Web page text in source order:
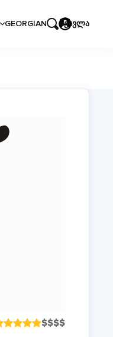
GEORGIAN შესვლა
$$$$